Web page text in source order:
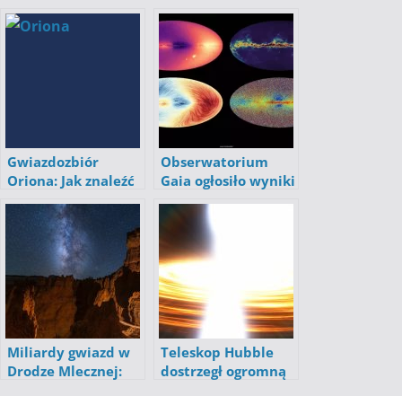
Gwiazdozbiór
Oriona: Jak znaleźć
niebiańskiego
myśliwego?
Obserwatorium
Gaia ogłosiło wyniki
badań prawie 2
miliardów gwiazd
Miliardy gwiazd w
Drodze Mlecznej:
Teleskop Hubble
dostrzegł ogromną